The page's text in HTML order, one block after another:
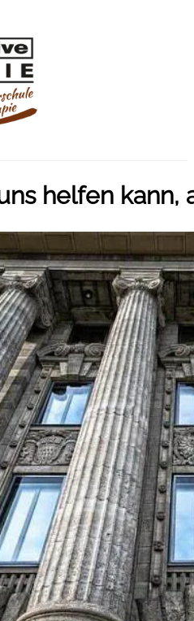
helfen